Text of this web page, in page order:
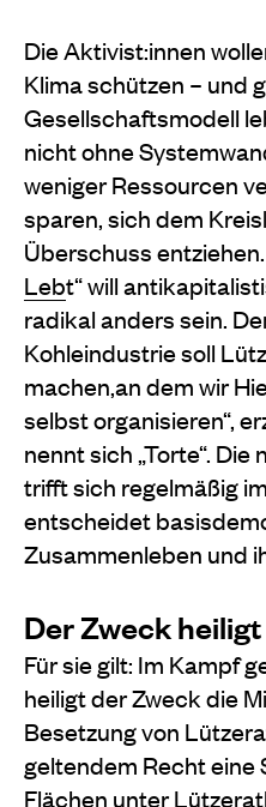
Die Aktivist:innen
Klima schützen – und
Gesellschaftsmodell
nicht ohne
weniger Ressourcen
sparen, sich dem
Überschuss
Lebt“ will
radikal anders sein.
Kohleindustrie soll
machen,an dem wir
selbst organisieren“,
nennt sich „Torte“.
trifft sich regelmäßig
entscheidet
Zusammenleben und
Der Zweck
Für sie gilt: Im Kampf
heiligt der Zweck die
Besetzung von
geltendem Recht eine
Flächen unter